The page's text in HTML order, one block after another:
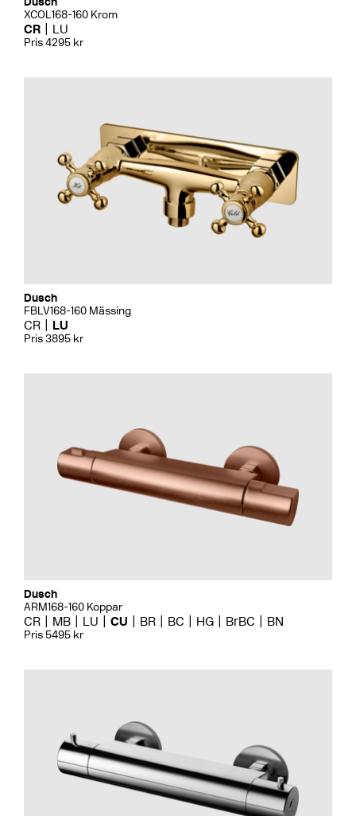
XCOL168-160 Krom
CR LU
Pris 4295 kr
Dusch
FBLV168-160 Mässing
CR LU
Pris 3895 kr
Dusch
ARM168-160 Koppar
CR MB LU CU BR BC HG BrBC BN
Pris 5495 kr